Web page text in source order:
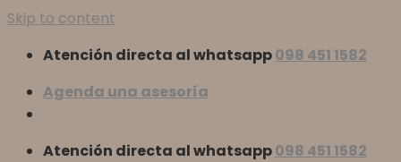
Skip to content
Atención directa al whatsapp098 451 1582
Agenda una asesoría
Atención directa al whatsapp098 451 1582